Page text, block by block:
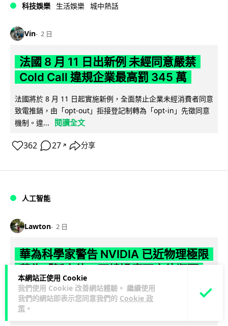
本網站正使用 Cookie
我們使用 Cookie 改善網站體驗。 繼續使用
我們的網站即表示您同意我們的 Cookie 政
策 。
科技娛樂 生活娛樂 城中熱話
Vin 2 日
法國 8 月 11 日出新例 未經同意嚴禁
Cold Call 違規企業最高罰 345 萬
法國將於 8 月 11 日起實施新例，全面禁止企業未經消費者同意
致電推銷，由「opt-out」拒接登記制轉為「opt-in」先徵同意
機制。違...
閱讀全文
362 27 ↗ 分享
人工智能
Lawton 2 日
華為科學家警告 NVIDIA 已近物理極限
華為「韜定律」可繞過摩爾定律瓶頸
華為半導體首席科學家廖恒罕見接受近 5 小時專訪，警告
NVIDIA 等西方晶片巨頭正逼近物理極限，傳統製程升級已失經
濟效益。他同時介紹華為...